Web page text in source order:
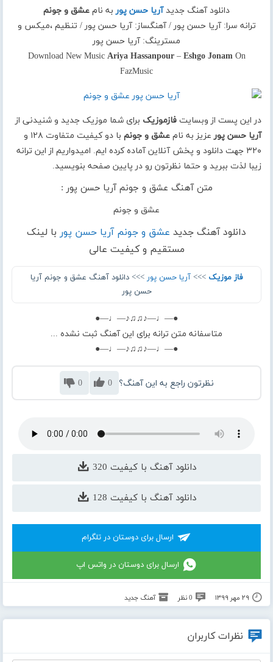
دانلود آهنگ جدیدآریا حسن پوربه نام عشق و جونم
ترانه سرا: آریا حسن پور / آهنگساز: آریا حسن پور / تنظیم ،میکس و
مسترینگ: آریا حسن پور
Download New Music Ariya Hassanpour– Eshgo JonamOn
FazMusic
در این پست از وبسایتفازموزیک برای شما موزیک جدید و شنیدنی از
آریا حسن پورعزیز به نامعشق و جونم
با دو کیفیت متفاوت ۱۲۸ و
۳۲۰ جهت دانلود و پخش آنلاین آماده کرده ایم. امیدواریم از این ترانه
زیبا لذت ببرید و حتما نظرتون رو در پایین صفحه بنویسید.
متن آهنگ عشق و جونم آریا حسن پور :
عشق و جونم
دانلود آهنگ جدید عشق و جونم آریا حسن پور با لینک
مستقیم و کیفیت عالی
فاز موزیک >>>آریا حسن پور >>> دانلود آهنگ عشق و جونم آریا
حسن پور
●—♩—♪♫♫♪—♩—●
متاسفانه متن ترانه برای این آهنگ ثبت نشده ...
●—♩—♪♫♫♪—♩—●
نظرتون راجع به این آهنگ؟ 0
0
دانلود آهنگ با کیفیت 320
دانلود آهنگ با کیفیت 128
ارسال برای دوستان در تلگرام
ارسال برای دوستان در واتس اپ
۲۹ مهر ۱۳۹۹ 0 نظر آهنگ جدید
نظرات کاربران